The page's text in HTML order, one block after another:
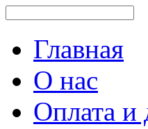
Главная
О нас
Оплата и